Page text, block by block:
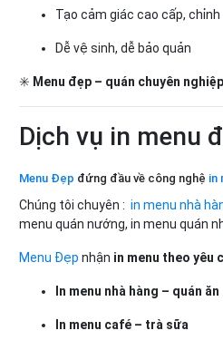
Tạo cảm giác cao cấp, chỉnh
Dễ vệ sinh, dễ bảo quản
✳️ Menu đẹp – quán chuyên
Dịch vụ in menu
Menu Đẹp đứng đầu về công nghệ in
Chúng tôi chuyên : in menu nhà
menu quán nướng, in menu quán
Menu Đẹp nhận in menu theo yêu
In menu nhà hàng – quán ăn
In menu café – trà sữa